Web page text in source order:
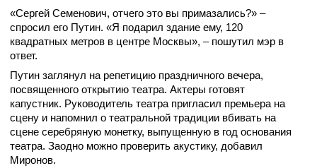
«Сергей Семенович, отчего это вы примазались?» –
спросил его Путин. «Я подарил здание ему, 120
квадратных метров в центре Москвы», – пошутил мэр в
ответ.
Путин заглянул на репетицию праздничного вечера,
посвященного открытию театра. Актеры готовят
капустник. Руководитель театра пригласил премьера на
сцену и напомнил о театральной традиции вбивать на
сцене серебряную монетку, выпущенную в год основания
театра. Заодно можно проверить акустику, добавил
Миронов.